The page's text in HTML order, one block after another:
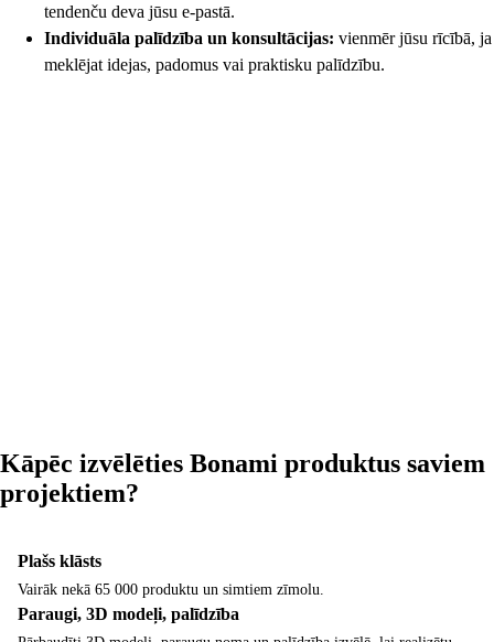
tendenču deva jūsu e-pastā.
Individuāla palīdzība un konsultācijas: vienmēr jūsu rīcībā, ja
meklējat idejas, padomus vai praktisku palīdzību.
Kāpēc izvēlēties Bonami produktus saviem
projektiem?
Plašs klāsts
Vairāk nekā 65 000 produktu un simtiem zīmolu.
Paraugi, 3D modeļi, palīdzība